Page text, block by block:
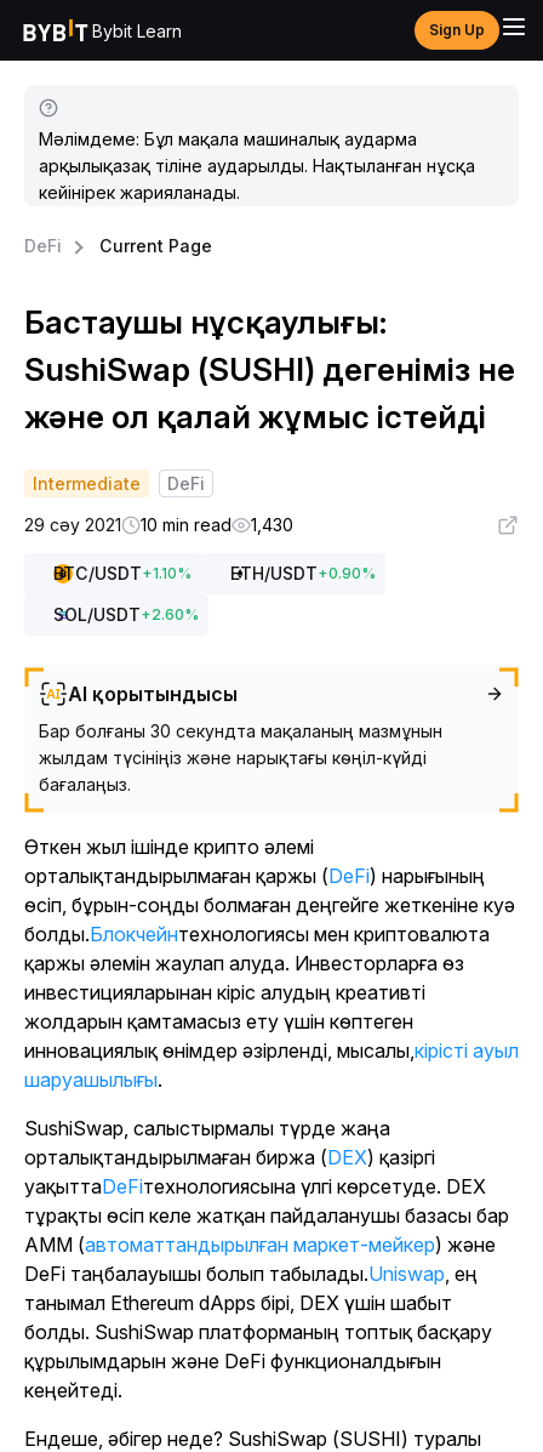
Bybit Learn Sign Up
Мәлімдеме: Бұл мақала машиналық аударма
арқылықазақ тіліне аударылды. Нақтыланған нұсқа
кейінірек жарияланады.
DeFi Current Page
Бастаушы нұсқаулығы:
SushiSwap (SUSHI) дегеніміз не
және ол қалай жұмыс істейді
Intermediate
DeFi
29 сәу 2021
10 min read 1,430
BTC/USDT+1.10% ETH/USDT+0.90%
SOL/USDT+2.60%
AI қорытындысы
Бар болғаны 30 секундта мақаланың мазмұнын
жылдам түсініңіз және нарықтағы көңіл-күйді
бағалаңыз.
Өткен жыл ішінде крипто әлемі
орталықтандырылмаған қаржы (DeFi) нарығының
өсіп, бұрын-соңды болмаған деңгейге жеткеніне куә
болды.Блокчейнтехнологиясы мен криптовалюта
қаржы әлемін жаулап алуда. Инвесторларға өз
инвестицияларынан кіріс алудың креативті
жолдарын қамтамасыз ету үшін көптеген
инновациялық өнімдер әзірленді, мысалы,кірісті ауыл
шаруашылығы.
SushiSwap, салыстырмалы түрде жаңа
орталықтандырылмаған биржа (DEX) қазіргі
уақыттаDeFiтехнологиясына үлгі көрсетуде. DEX
тұрақты өсіп келе жатқан пайдаланушы базасы бар
AMM (автоматтандырылған маркет-мейкер) және
DeFi таңбалауышы болып табылады.Uniswap, ең
танымал Ethereum dApps бірі, DEX үшін шабыт
болды. SushiSwap платформаның топтық басқару
құрылымдарын және DeFi функционалдығын
кеңейтеді.
Ендеше, әбігер неде? SushiSwap (SUSHI) туралы